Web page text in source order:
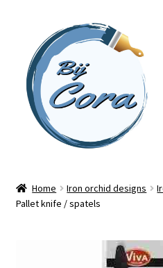
naar
navigatie
inhoud
Workshops
Home Iron orchid designs
Pallet knife / spatels